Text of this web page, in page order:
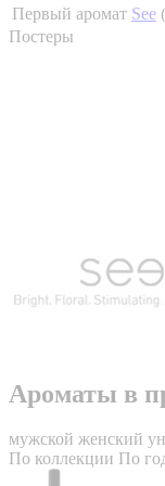
Первый аромат See
Постеры
Ароматы в
мужской женский
По коллекции По